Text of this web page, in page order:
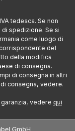
tedesca. Se non
spedizione. Se si
come luogo di
del
della modifica
di consegna.
di consegna in altri
consegna, vedere.
vedere qui
GmbH